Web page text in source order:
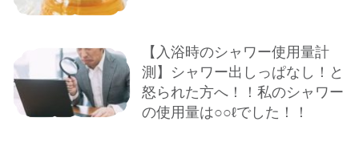
【入浴時のシャワー使用量計
測】シャワー出しっぱなし！と
怒られた方へ！！私のシャワー
の使用量は○○ℓでした！！